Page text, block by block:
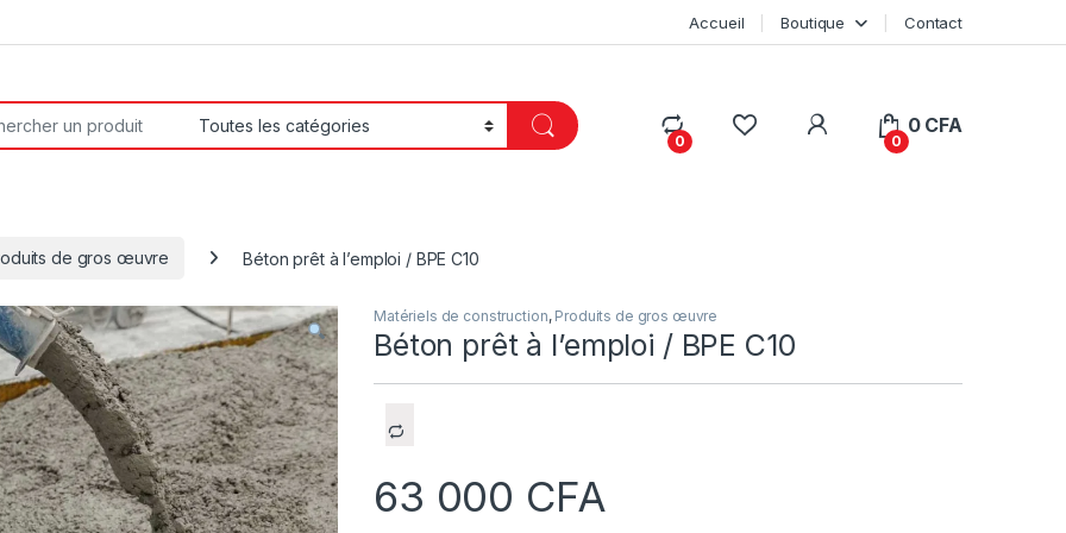
Accueil Boutique Contact
0
My Account
0
0 CFA
de gros œuvre Béton prêt à l’emploi / BPE C10
Matériels de construction, Produits de gros œuvre
Béton prêt à l’emploi / BPE C10
63 000 CFA